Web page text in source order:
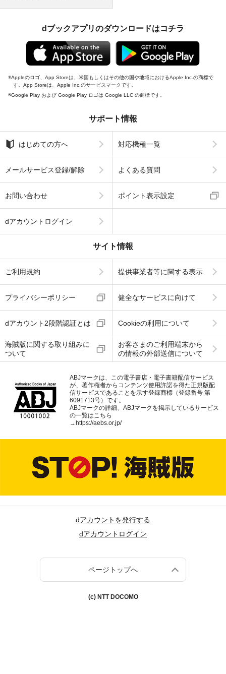
dブックアプリのダウンロードはコチラ
Appleのロゴ、App Storeは、米国もしくはその他の国や地域におけるApple Inc.の商標で
す。App Storeは、Apple Inc.のサービスマークです。
Google Play および Google Play ロゴは Google LLC の商標です。
サポート情報
はじめての方へ 対応機種一覧
メールサービス登録/解除 よくある質問
お問い合わせ ポイント表示設定
dアカウントログイン
サイト情報
ご利用規約 提供事業者等に関する表示
プライバシーポリシー 健全なサービスに向けて
dアカウント2段階認証とは Cookieの利用について
海賊版に関する取り組みに
ついて
お客さまのご利用端末から
の情報の外部送信について
ABJマークは、この電子書店・電子書籍配信サービス
が、著作権者からコンテンツ使用許諾を得た正規版配
信サービスであることを示す登録商標（登録番号 第
6091713号）です。
ABJマークの詳細、ABJマークを掲示しているサービス
の一覧はこちら
→ https://aebs.or.jp/
dアカウントを発行する
dアカウントログイン
ページトップへ
(c) NTT DOCOMO